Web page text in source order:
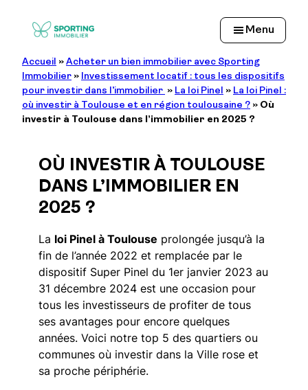
Menu
Accueil » Acheter un bien immobilier avec Sporting
Immobilier » Investissement locatif : tous les dispositifs
pour investir dans l’immobilier » La loi Pinel » La loi Pinel :
où investir à Toulouse et en région toulousaine ? » Où
investir à Toulouse dans l’immobilier en 2025 ?
OÙ INVESTIR À TOULOUSE
DANS L’IMMOBILIER EN
2025 ?
La loi Pinel à Toulouse prolongée jusqu’à la
fin de l’année 2022 et remplacée par le
dispositif Super Pinel du 1er janvier 2023 au
31 décembre 2024 est une occasion pour
tous les investisseurs de profiter de tous
ses avantages pour encore quelques
années. Voici notre top 5 des quartiers ou
communes où investir dans la Ville rose et
sa proche périphérie.